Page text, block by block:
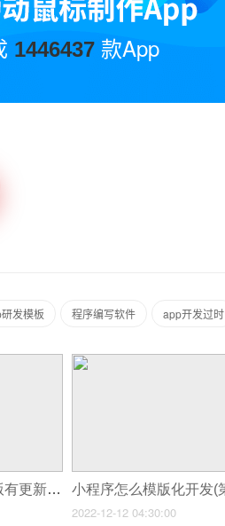
1446437 款App
发模板 程序编写软件 app开发过时
小程序怎么看到开发版有更新(微信小程序版本如何更新)
2022-12-12 04:30:00